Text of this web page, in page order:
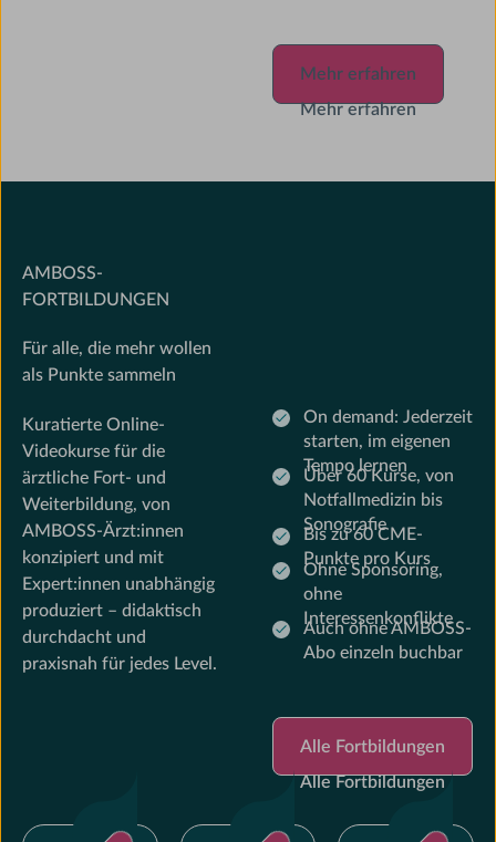
Mehr erfahren
Mehr erfahren
Mehr erfahren
AMBOSS-
FORTBILDUNGEN
Für alle, die mehr wollen
als Punkte sammeln
Kuratierte Online-
Videokurse für die
ärztliche Fort- und
Weiterbildung, von
AMBOSS-Ärzt:innen
konzipiert und mit
Expert:innen unabhängig
produziert – didaktisch
durchdacht und
praxisnah für jedes Level.
On demand: Jederzeit
starten, im eigenen
Tempo lernen
Über 60 Kurse, von
Notfallmedizin bis
Sonografie
Bis zu 60 CME-
Punkte pro Kurs
Ohne Sponsoring,
ohne
Interessenkonflikte
Auch ohne AMBOSS-
Abo einzeln buchbar
Alle Fortbildungen
Alle Fortbildungen
Alle Fortbildungen